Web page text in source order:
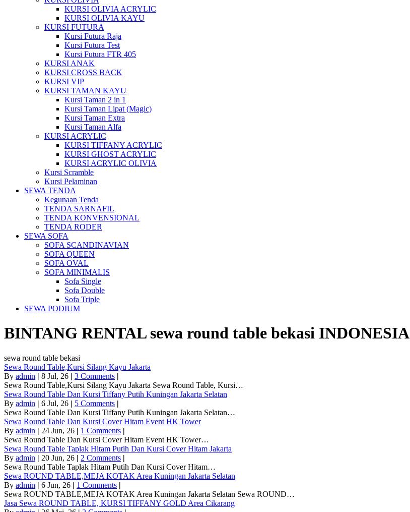
KURSI OLIVIA ACRYLIC
KURSI OLIVIA KAYU
KURSI FUTURA
Kursi Futura Raja
Kursi Futura Test
Kursi Futura FTR 405
KURSI ANAK
KURSI CROSS BACK
KURSI VIP
KURSI TAMAN KAYU
Kursi Taman 2 in 1
Kursi Taman Lipat (Magic)
Kursi Taman Extra
Kursi Taman Alfa
KURSI ACRYLIC
KURSI TIFFANY ACRYLIC
KURSI GHOST ACRYLIC
KURSI ACRYLIC OLIVIA
Kursi Scramble
Kursi Pelaminan
SEWA TENDA
Kegunaan Tenda
TENDA SARNAFIL
TENDA KONVENSIONAL
TENDA RODER
SEWA SOFA
SOFA SCANDINAVIAN
SOFA QUEEN
SOFA OVAL
SOFA MINIMALIS
Sofa Single
Sofa Double
Sofa Triple
SEWA PODIUM
BINTANG RENTAL sewa round table bekasi INDONESIA
sewa round table bekasi
Sewa Round Table,Kursi Silang Kayu Jakarta
By admin | 8 Jul, 26 | 3 Comments |
Sewa Round Table,Kursi Silang Kayu Jakarta Sewa Round Table, Kursi…
Sewa Round Table Dan Kursi Tiffany Putih Kuningan Jakarta Selatan
By admin | 6 Jul, 26 | 5 Comments |
Sewa Round Table Dan Kursi Tiffany Putih Kuningan Jakarta Selatan…
Sewa Round Table Dan Kursi Cover Hitam Event HK Tower
By admin | 24 Jun, 26 | 1 Comments |
Sewa Round Table Dan Kursi Cover Hitam Event HK Tower…
Sewa Round Table Taplak Hitam Putih Dan Kursi Cover Hitam Jakarta
By admin | 20 Jun, 26 | 2 Comments |
Sewa Round Table Taplak Hitam Putih Dan Kursi Cover Hitam…
Sewa ROUND TABLE,MEJA KOTAK Area Kuningan Jakarta Selatan
By admin | 6 Jun, 26 | 1 Comments |
Sewa ROUND TABLE,MEJA KOTAK Area Kuningan Jakarta Selatan Sewa ROUND…
Jasa Sewa ROUND TABLE, KURSI TIFFANY GOLD Area Cikarang